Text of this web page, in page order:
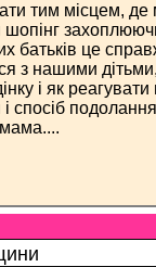
тим місцем, де
батьків це
з нашими
і як
спосіб